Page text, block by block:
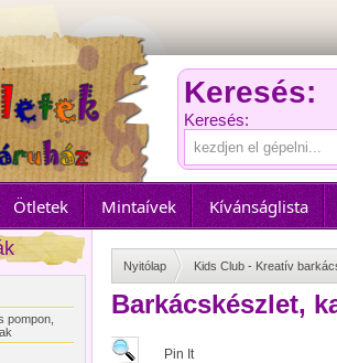
Keresés:
Keresés:
Ötletek Mintaívek
Kívánságlista
pompon,
Nyitólap Kids Club - Kreatív
Barkácskészlet,
Pin It